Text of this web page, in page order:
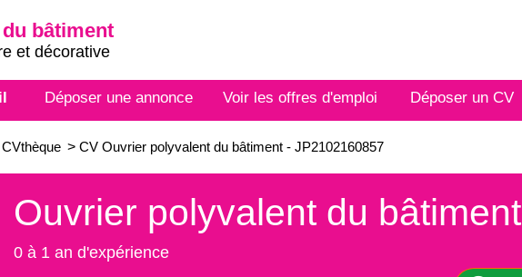
bâtiment
et décorative
Déposer une annonce Voir les offres d'emploi Déposer un CV
> CV Ouvrier polyvalent du bâtiment - JP2102160857
Ouvrier polyvalent du bâtiment
0 à 1 an d'expérience